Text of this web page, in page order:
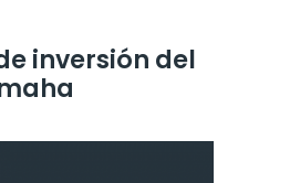
inversión del